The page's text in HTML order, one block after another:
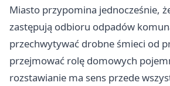
Miasto przypomina jednocześnie,
zastępują odbioru odpadów
przechwytywać drobne śmieci od
przejmować rolę domowych
rozstawianie ma sens przede